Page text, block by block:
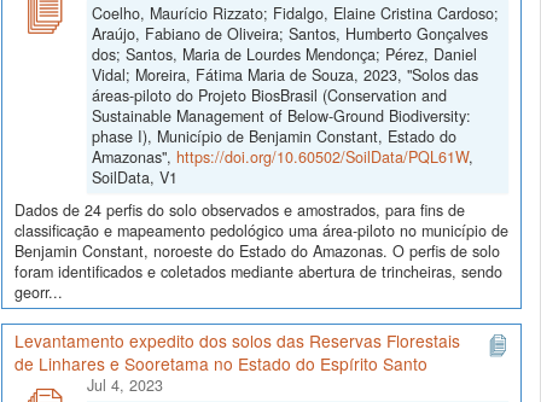
Coelho, Maurício Rizzato; Fidalgo, Elaine Cristina Cardoso;
Araújo, Fabiano de Oliveira; Santos, Humberto Gonçalves
dos; Santos, Maria de Lourdes Mendonça; Pérez, Daniel
Vidal; Moreira, Fátima Maria de Souza, 2023, "Solos das
áreas-piloto do Projeto BiosBrasil (Conservation and
Sustainable Management of Below-Ground Biodiversity:
phase I), Município de Benjamin Constant, Estado do
Amazonas", https://doi.org/10.60502/SoilData/PQL61W,
SoilData, V1
Dados de 24 perfis do solo observados e amostrados, para fins de
classificação e mapeamento pedológico uma área-piloto no município de
Benjamin Constant, noroeste do Estado do Amazonas. O perfis de solo
foram identificados e coletados mediante abertura de trincheiras, sendo
georr...
Levantamento expedito dos solos das Reservas Florestais
de Linhares e Sooretama no Estado do Espírito Santo
Jul 4, 2023